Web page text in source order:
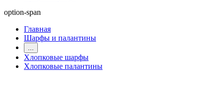
option-span
Главная
Шарфы и палантины
Хлопковые шарфы
Хлопковые палантины